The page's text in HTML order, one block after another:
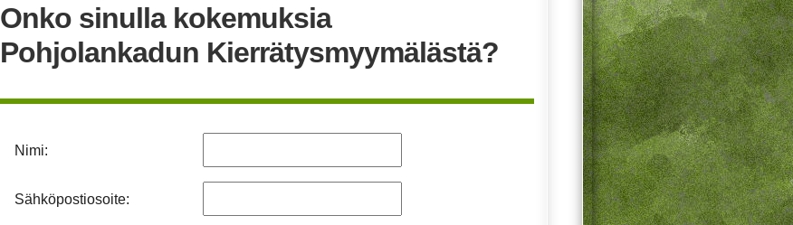
Onko sinulla kokemuksia
Pohjolankadun Kierrätysmyymälästä?
Nimi:
Sähköpostiosoite: